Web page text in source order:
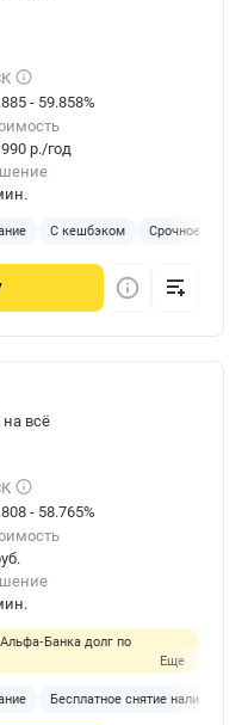
- 59.858%
р./год
С кешбэком Срочное
на всё
- 58.765%
долг по
Еще
Бесплатное снятие наличных